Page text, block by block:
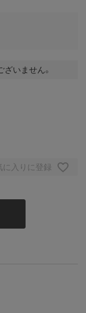
いません。
に入りに登録